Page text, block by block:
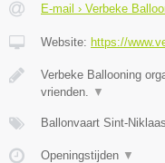
E-mail › Verbeke
Website: https://
Verbeke Ballooning
vrienden.
▼
Ballonvaart Sint-
Openingstijden ▼